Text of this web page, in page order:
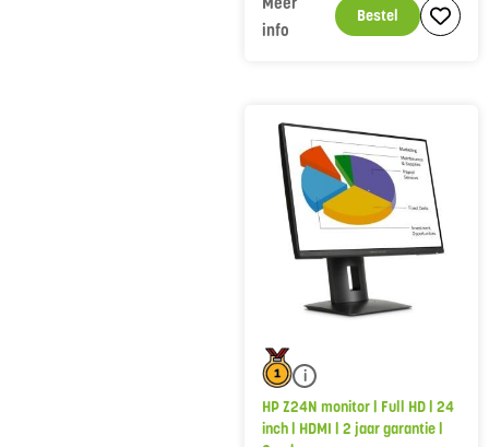
Bestel
info
i
HP Z24N monitor | Full HD | 24
inch | HDMI | 2 jaar garantie |